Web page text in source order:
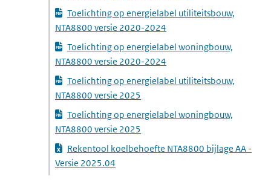
Toelichting op energielabel utiliteitsbouw,
NTA8800 versie 2020-2024
Toelichting op energielabel woningbouw,
NTA8800 versie 2020-2024
Toelichting op energielabel utiliteitsbouw,
NTA8800 versie 2025
Toelichting op energielabel woningbouw,
NTA8800 versie 2025
Rekentool koelbehoefte NTA8800 bijlage AA -
Versie 2025.04